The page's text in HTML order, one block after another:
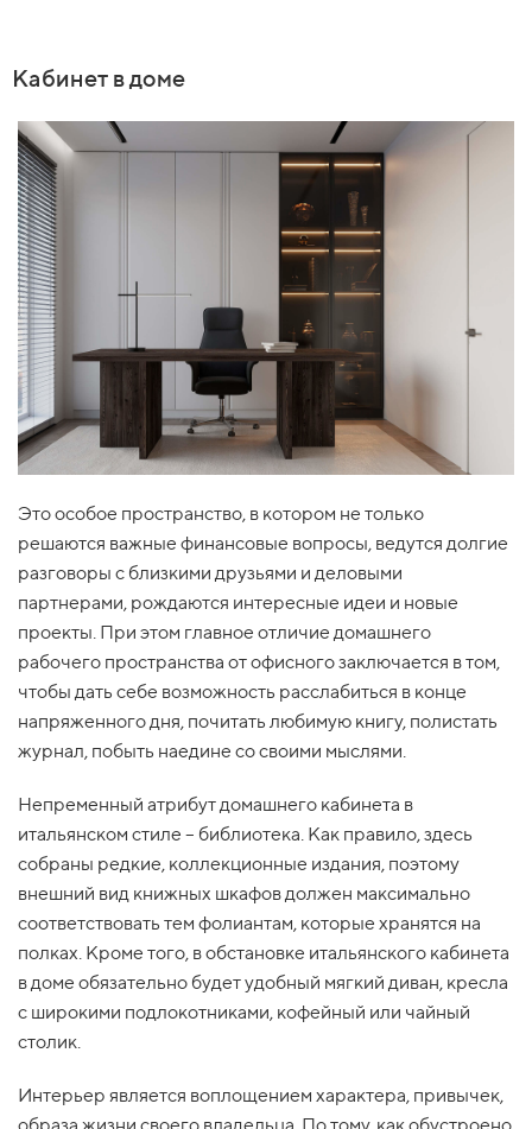
Кабинет в доме
Это особое пространство, в котором не только
решаются важные финансовые вопросы, ведутся долгие
разговоры с близкими друзьями и деловыми
партнерами, рождаются интересные идеи и новые
проекты. При этом главное отличие домашнего
рабочего пространства от офисного заключается в том,
чтобы дать себе возможность расслабиться в конце
напряженного дня, почитать любимую книгу, полистать
журнал, побыть наедине со своими мыслями.
Непременный атрибут домашнего кабинета в
итальянском стиле – библиотека. Как правило, здесь
собраны редкие, коллекционные издания, поэтому
внешний вид книжных шкафов должен максимально
соответствовать тем фолиантам, которые хранятся на
полках. Кроме того, в обстановке итальянского кабинета
в доме обязательно будет удобный мягкий диван, кресла
с широкими подлокотниками, кофейный или чайный
столик.
Интерьер является воплощением характера, привычек,